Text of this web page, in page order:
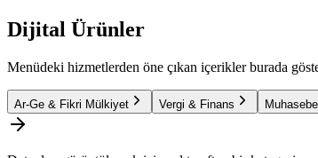
Dijital Ürünler
Menüdeki hizmetlerden öne çıkan içerikler burada
Ar-Ge & Fikri Mülkiyet Vergi & Finans